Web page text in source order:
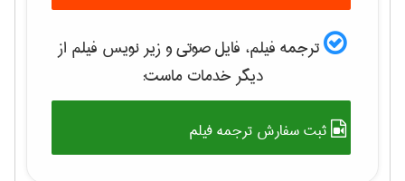
ترجمه فیلم، فایل صوتی و زیر نویس فیلم از
دیگر خدمات ماست:
ثبت سفارش ترجمه فیلم